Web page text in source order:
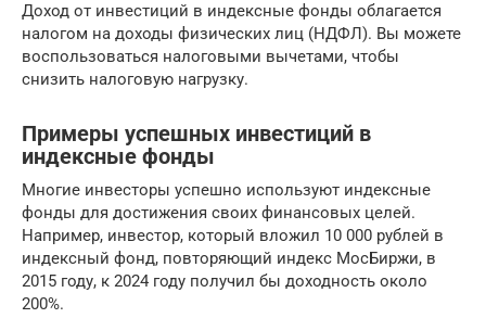
Доход от инвестиций в индексные фонды облагается
налогом на доходы физических лиц (НДФЛ). Вы можете
воспользоваться налоговыми вычетами, чтобы
снизить налоговую нагрузку.
Примеры успешных инвестиций в
индексные фонды
Многие инвесторы успешно используют индексные
фонды для достижения своих финансовых целей.
Например, инвестор, который вложил 10 000 рублей в
индексный фонд, повторяющий индекс МосБиржи, в
2015 году, к 2024 году получил бы доходность около
200%.